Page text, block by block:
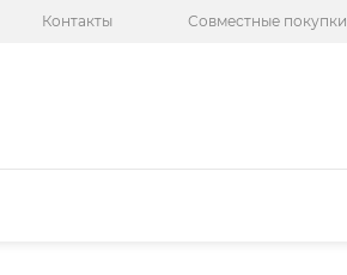
Контакты Совместные покупки